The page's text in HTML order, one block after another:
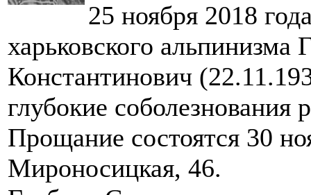
25 ноября 2018
харьковского альпинизма
Константинович
глубокие
Прощание состоятся 30
Мироносицкая, 46.